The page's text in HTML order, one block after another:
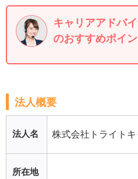
キャリアアドバ
のおすすめポイン
法人概要
法人名 株式会社トライトキ
所在地